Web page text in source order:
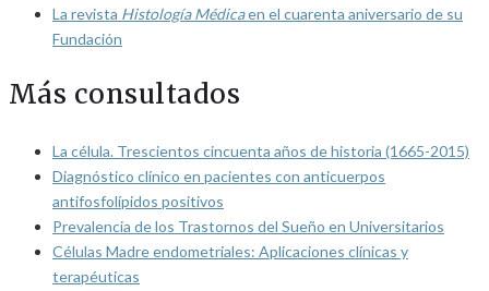
La revista Histología Médicaen el cuarenta aniversario de su
Fundación
Más consultados
La célula. Trescientos cincuenta años de historia (1665-2015)
Diagnóstico clínico en pacientes con anticuerpos
antifosfolípidos positivos
Prevalencia de los Trastornos del Sueño en Universitarios
Células Madre endometriales: Aplicaciones clínicas y
terapéuticas